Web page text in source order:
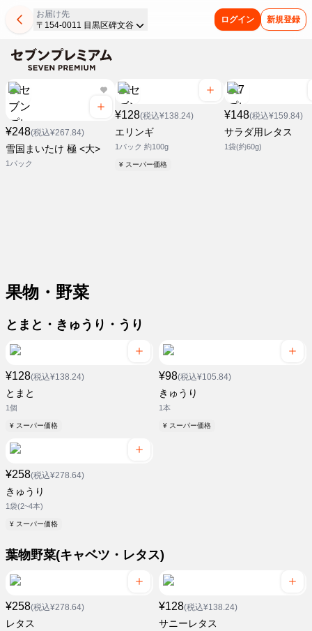
お届け先
〒154-0011 目黒区碑文谷
ログイン 新規登録
¥248(税込¥267.84)
雪国まいたけ 極 <大>
1パック
¥128(税込¥138.24)
エリンギ
1パック 約100g
¥ スーパー価格
¥148(税込¥159.84)
サラダ用レタス
1袋(約60g)
果物・野菜
とまと・きゅうり・うり
¥128(税込¥138.24)
とまと
1個
¥ スーパー価格
¥98(税込¥105.84)
きゅうり
1本
¥ スーパー価格
¥258(税込¥278.64)
きゅうり
1袋(2~4本)
¥ スーパー価格
葉物野菜(キャベツ・レタス)
¥258(税込¥278.64)
レタス
¥128(税込¥138.24)
サニーレタス